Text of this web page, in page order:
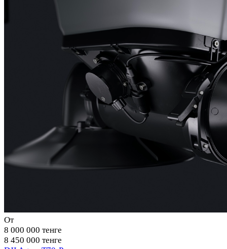
От
8 000 000 тенге
8 450 000 тенге